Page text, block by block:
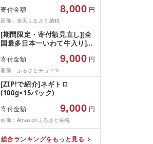
り 帆立 ふるさと わけあり ホ
タテ貝柱 貝 人気 不揃い 刺身
規格外 魚介 ランキング 海鮮
冷凍 発送時期が選べる 北海道
別海町 )(クラウドファンディ
ング対象)
寄付金額 8,000 円
画像：楽天ふるさと納税
[期間限定・寄付額見直し][全
国最多日本一いわて牛入り]ハ
いわて牛 × 岩中豚 ハンバーグ
合挽き 合い挽き 黒毛和牛 人
気 冷凍 個包装 小分け 冷凍 牛
肉 豚肉 和牛 ビーフ ポーク は
んばーぐ 挽肉 お肉 ミンチ 肉
お弁当 hannba-gu ランキン
グ 1位 1万円以下 岩手県 盛岡
市 東北 岩手 盛岡
shikoku001k
寄付金額 9,000 円
画像：ふるさとチョイス
[ZIP!で紹介]ネギトロ
(100g×15パック)
寄付金額 9,000 円
画像：Amazonふるさと納税
総合ランキングをもっと見る